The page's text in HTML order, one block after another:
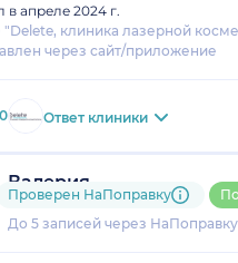
апреле 2024 г.
"Delete, клиника лазерной
через сайт/приложение
0 Ответ клиники
Валерия
1 отзыви1 оценка
До 5 записей через НаПоправку
Проверен НаПоправку